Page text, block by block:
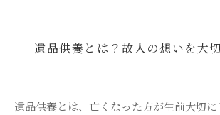
遺品供養とは？故人の想いを大
遺品供養とは、亡くなった方が生前大切